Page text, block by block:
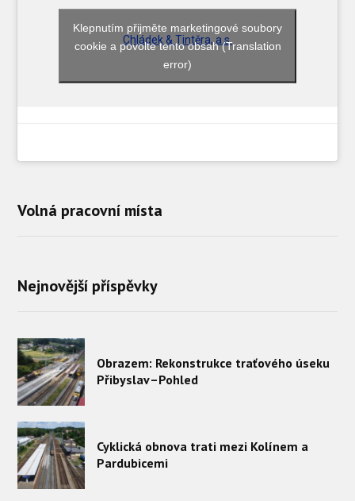
Chládek & Tintěra, a.s.
Klepnutím přijměte marketingové soubory
cookie a povolte tento obsah (Translation
error)
Volná pracovní místa
Nejnovější příspěvky
Obrazem: Rekonstrukce traťového úseku
Přibyslav–Pohled
Cyklická obnova trati mezi Kolínem a
Pardubicemi